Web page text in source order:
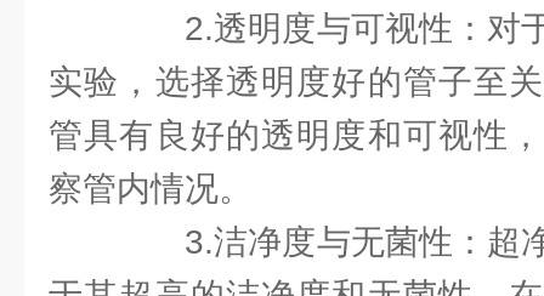
2.透明度与可视性：对
实验，选择透明度好的管子至
管具有良好的透明度和可视性
察管内情况。
3.洁净度与无菌性：超